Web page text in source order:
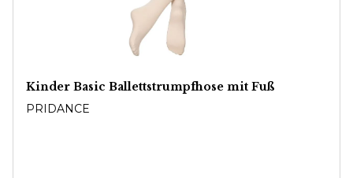
Kinder Basic Ballettstrumpfhose mit Fuß
PRIDANCE